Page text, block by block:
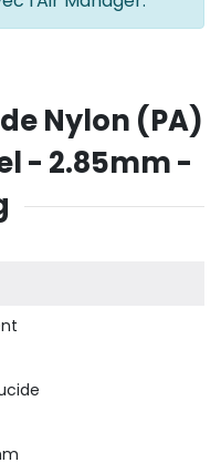
Nylon (PA)
- 2.85mm -